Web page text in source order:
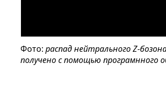
Фото: распад нейтрального Z-
получено с помощью програмнного